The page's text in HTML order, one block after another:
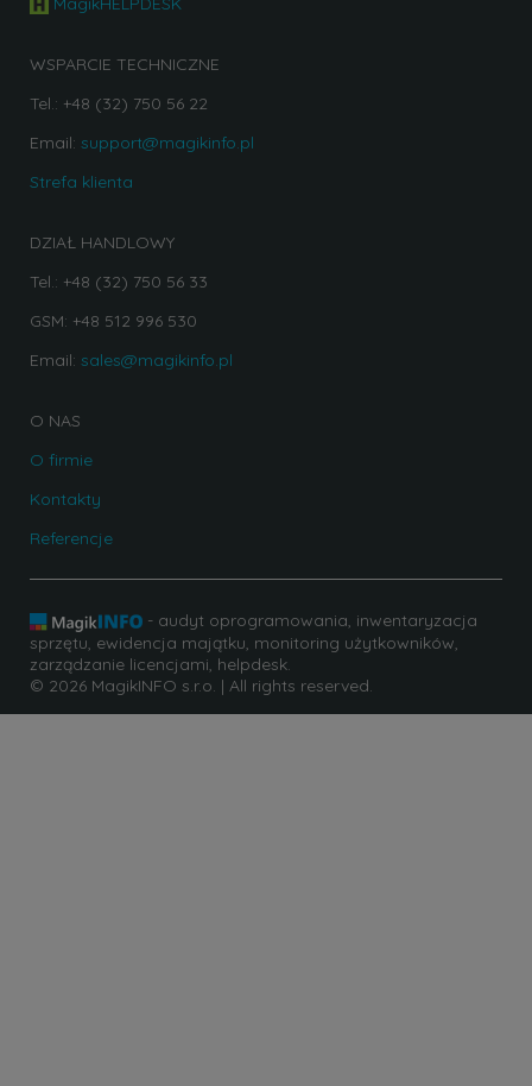
WSPARCIE TECHNICZNE
Tel.: +48 (32) 750 56 22
Email: support@magikinfo.pl
Strefa klienta
DZIAŁ HANDLOWY
Tel.: +48 (32) 750 56 33
GSM: +48 512 996 530
Email: sales@magikinfo.pl
O NAS
O firmie
Kontakty
Referencje
- audyt oprogramowania, inwentaryzacja
sprzętu, ewidencja majątku, monitoring użytkowników,
zarządzanie licencjami, helpdesk.
© 2026 MagikINFO s.r.o. | All rights reserved.